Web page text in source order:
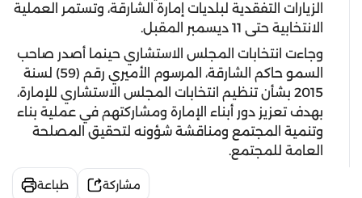
الزيارات التفقدية لبلديات إمارة الشارقة، وتستمر العملية
الانتخابية حتى 11 ديسمبر المقبل.
وجاءت انتخابات المجلس الاستشاري حينما أصدر صاحب
السمو حاكم الشارقة، المرسوم الأميري رقم (59) لسنة
2015 بشأن تنظيم انتخابات المجلس الاستشاري للإمارة،
بهدف تعزيز دور أبناء الإمارة ومشاركتهم في عملية بناء
وتنمية المجتمع ومناقشة شؤونه لتحقيق المصلحة
العامة للمجتمع.
مشاركة طباعة